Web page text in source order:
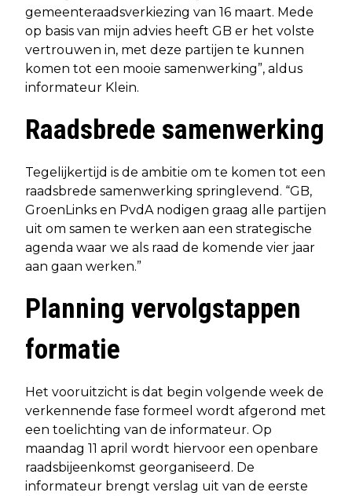
gemeenteraadsverkiezing van 16 maart. Mede
op basis van mijn advies heeft GB er het volste
vertrouwen in, met deze partijen te kunnen
komen tot een mooie samenwerking”, aldus
informateur Klein.
Raadsbrede samenwerking
Tegelijkertijd is de ambitie om te komen tot een
raadsbrede samenwerking springlevend. “GB,
GroenLinks en PvdA nodigen graag alle partijen
uit om samen te werken aan een strategische
agenda waar we als raad de komende vier jaar
aan gaan werken.”
Planning vervolgstappen
formatie
Het vooruitzicht is dat begin volgende week de
verkennende fase formeel wordt afgerond met
een toelichting van de informateur. Op
maandag 11 april wordt hiervoor een openbare
raadsbijeenkomst georganiseerd. De
informateur brengt verslag uit van de eerste